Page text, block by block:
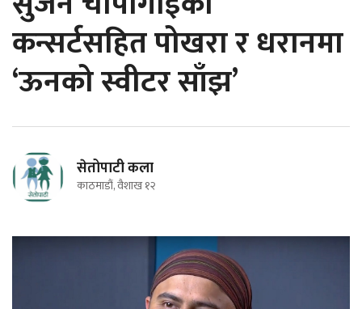
कन्सर्टसहित पोखरा र धरानमा
‘ऊनको स्वीटर साँझ’
सेतोपाटी कला
काठमाडौं, वैशाख १२